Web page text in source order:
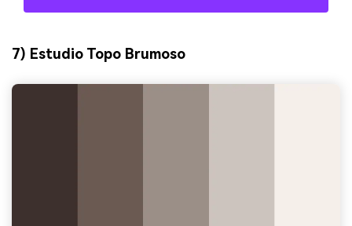
7) Estudio Topo Brumoso